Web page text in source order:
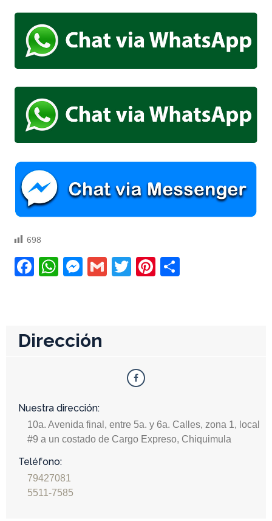
698
Facebook
WhatsApp
Messenger
GmailTwitterPinterest
Dirección
Nuestra dirección:
10a. Avenida final, entre 5a. y 6a. Calles, zona 1, local
#9 a un costado de Cargo Expreso, Chiquimula
Teléfono:
79427081
5511-7585